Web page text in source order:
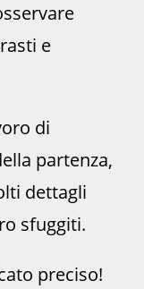
e
di
partenza,
dettagli
sfuggiti.
preciso!